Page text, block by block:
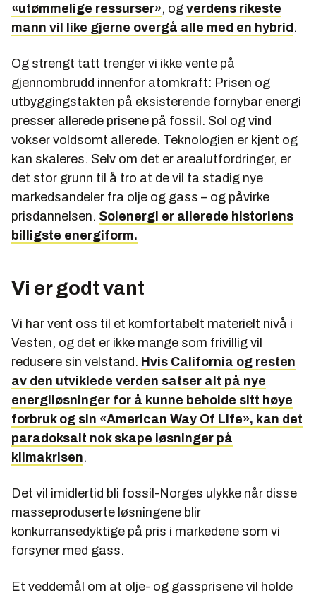
«utømmelige ressurser», og verdens rikeste
mann vil like gjerne overgå alle med en hybrid.
Og strengt tatt trenger vi ikke vente på
gjennombrudd innenfor atomkraft: Prisen og
utbyggingstakten på eksisterende fornybar energi
presser allerede prisene på fossil. Sol og vind
vokser voldsomt allerede. Teknologien er kjent og
kan skaleres. Selv om det er arealutfordringer, er
det stor grunn til å tro at de vil ta stadig nye
markedsandeler fra olje og gass – og påvirke
prisdannelsen. Solenergi er allerede historiens
billigste energiform.
Vi er godt vant
Vi har vent oss til et komfortabelt materielt nivå i
Vesten, og det er ikke mange som frivillig vil
redusere sin velstand. Hvis California og resten
av den utviklede verden satser alt på nye
energiløsninger for å kunne beholde sitt høye
forbruk og sin «American Way Of Life», kan det
paradoksalt nok skape løsninger på
klimakrisen.
Det vil imidlertid bli fossil-Norges ulykke når disse
masseproduserte løsningene blir
konkurransedyktige på pris i markedene som vi
forsyner med gass.
Et veddemål om at olje- og gassprisene vil holde